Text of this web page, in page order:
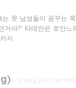
뭇 남성들이 꿈꾸는
거야?" 타데안은 로
지
17 May 2023 om